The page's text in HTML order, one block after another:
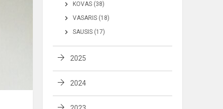
KOVAS (38)
VASARIS (18)
SAUSIS (17)
2025
2024